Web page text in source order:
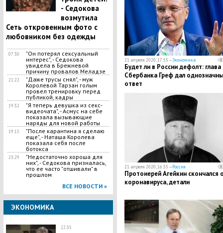
- Седокова
возмутила
Сеть откровенным фото с
любовником без одежды
07:30
"Он потерял сексуальный
интерес", - Седокова
увидела в Брежневой
причину провалов Меладзе
21:22
"Даже трусы снял", - муж
Королевой Тарзан голым
провел тренировку перед
публикой, кадры
19:32
"Я теперь девушка из секс-
видеочата", - Асмус на себе
показала вызывающие
наряды для новой работы
19:15
"После карантина я сделаю
еще", - Наташа Королева
показала себя после
ботокса
23:29
"Недостаточно хороша для
них", - Седокова призналась,
что ее часто "отшивали" в
прошлом
ВСЕ НОВОСТИ »
ЭКОНОМИКА
22:35
21 апреля 2020, 17:55 —Экономика
Будет ли в России дефолт: глава
Сбербанка Греф дал
ответ
21 апреля 2020, 16:55 —Россия
​Протоиерей Агейкин скончался
коронавируса, детали